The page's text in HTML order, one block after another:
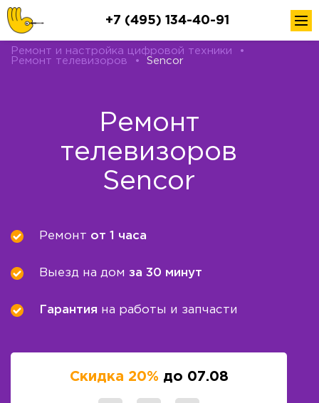
+7 (495) 134-40-91
Ремонт и настройка цифровой техники
•
Ремонт телевизоров
• Sencor
Ремонт
телевизоров
Sencor
Ремонт от 1 часа
Выезд на дом за 30 минут
Гарантия на работы и запчасти
Скидка 20% до 07.08